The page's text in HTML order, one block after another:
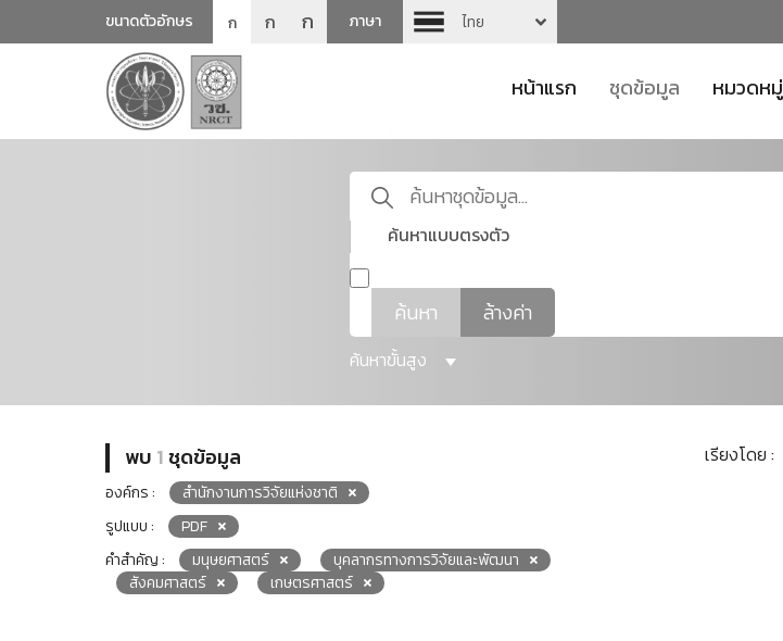
ขนาดตัวอักษร ก ก ก ภาษา ไทย
หน้าแรก ชุดข้อมูล หมวดหมู่
ค้นหาแบบตรงตัว
ค้นหา ล้างค่า
ค้นหาขั้นสูง
พบ 1ชุดข้อมูล
องค์กร :
สำนักงานการวิจัยแห่งชาติ
รูปแบบ :
PDF
คำสำคัญ :
มนุษยศาสตร์
บุคลากรทางการวิจัยและพัฒนา
สังคมศาสตร์
เกษตรศาสตร์
เรียงโดย :